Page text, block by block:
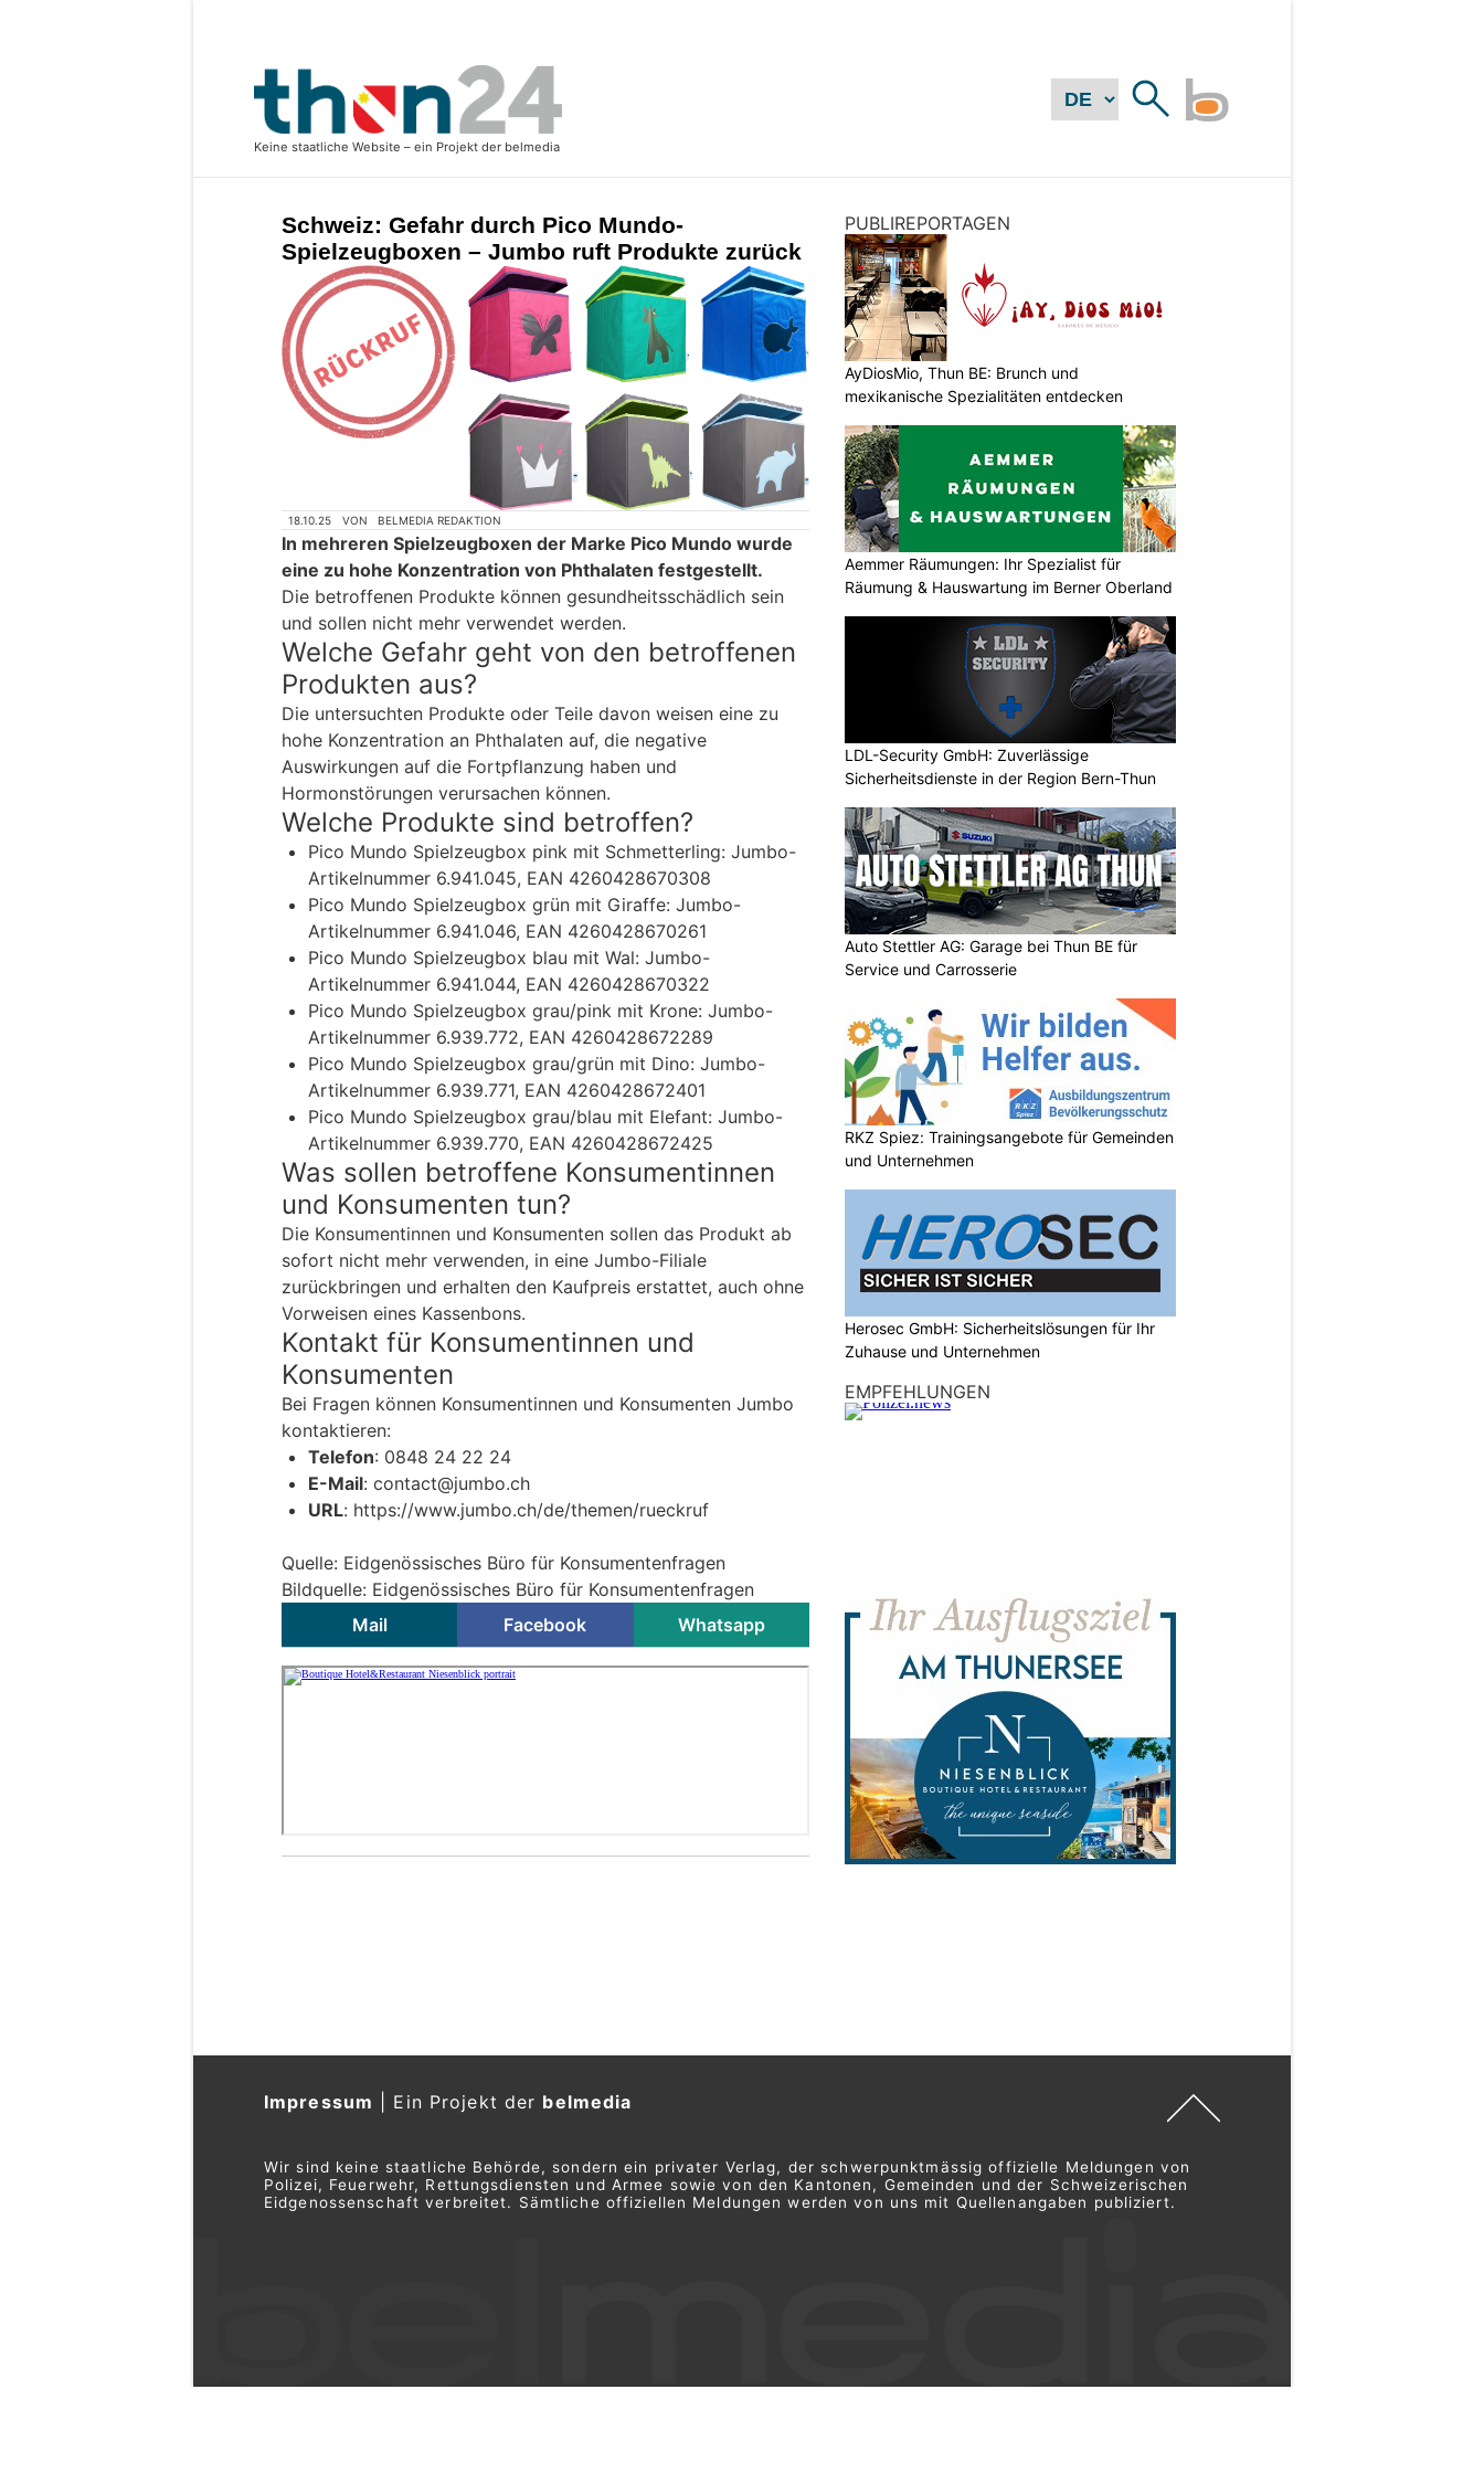
Schweiz: Gefahr durch Pico Mundo-
Spielzeugboxen – Jumbo ruft Produkte zurück
18.10.25 VON BELMEDIA REDAKTION
In mehreren Spielzeugboxen der Marke Pico Mundo wurde
eine zu hohe Konzentration von Phthalaten festgestellt.
Die betroffenen Produkte können gesundheitsschädlich sein
und sollen nicht mehr verwendet werden.
Welche Gefahr geht von den betroffenen
Produkten aus?
Die untersuchten Produkte oder Teile davon weisen eine zu
hohe Konzentration an Phthalaten auf, die negative
Auswirkungen auf die Fortpflanzung haben und
Hormonstörungen verursachen können.
Welche Produkte sind betroffen?
Pico Mundo Spielzeugbox pink mit Schmetterling: Jumbo-
Artikelnummer 6.941.045, EAN 4260428670308
Pico Mundo Spielzeugbox grün mit Giraffe: Jumbo-
Artikelnummer 6.941.046, EAN 4260428670261
Pico Mundo Spielzeugbox blau mit Wal: Jumbo-
Artikelnummer 6.941.044, EAN 4260428670322
Pico Mundo Spielzeugbox grau/pink mit Krone: Jumbo-
Artikelnummer 6.939.772, EAN 4260428672289
Pico Mundo Spielzeugbox grau/grün mit Dino: Jumbo-
Artikelnummer 6.939.771, EAN 4260428672401
Pico Mundo Spielzeugbox grau/blau mit Elefant: Jumbo-
Artikelnummer 6.939.770, EAN 4260428672425
Was sollen betroffene Konsumentinnen
und Konsumenten tun?
Die Konsumentinnen und Konsumenten sollen das Produkt ab
sofort nicht mehr verwenden, in eine Jumbo-Filiale
zurückbringen und erhalten den Kaufpreis erstattet, auch ohne
Vorweisen eines Kassenbons.
Kontakt für Konsumentinnen und
Konsumenten
Bei Fragen können Konsumentinnen und Konsumenten Jumbo
kontaktieren:
Telefon: 0848 24 22 24
E-Mail: contact@jumbo.ch
URL: https://www.jumbo.ch/de/themen/rueckruf
Quelle: Eidgenössisches Büro für Konsumentenfragen
Bildquelle: Eidgenössisches Büro für Konsumentenfragen
Mail
Facebook Whatsapp
PUBLIREPORTAGEN
AyDiosMio, Thun BE: Brunch und
mexikanische Spezialitäten entdecken
Aemmer Räumungen: Ihr Spezialist für
Räumung & Hauswartung im Berner Oberland
LDL-Security GmbH: Zuverlässige
Sicherheitsdienste in der Region Bern-Thun
Auto Stettler AG: Garage bei Thun BE für
Service und Carrosserie
RKZ Spiez: Trainingsangebote für Gemeinden
und Unternehmen
Herosec GmbH: Sicherheitslösungen für Ihr
Zuhause und Unternehmen
EMPFEHLUNGEN
Impressum Ein Projekt der belmedia
Wir sind keine staatliche Behörde, sondern ein privater Verlag, der schwerpunktmässig offizielle Meldungen von
Polizei, Feuerwehr, Rettungsdiensten und Armee sowie von den Kantonen, Gemeinden und der Schweizerischen
Eidgenossenschaft verbreitet. Sämtliche offiziellen Meldungen werden von uns mit Quellenangaben publiziert.